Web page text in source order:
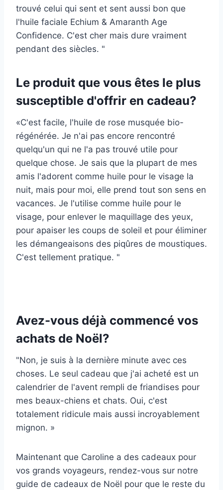
trouvé celui qui sent et sent aussi bon que
l'huile faciale Echium & Amaranth Age
Confidence. C'est cher mais dure vraiment
pendant des siècles. "
Le produit que vous êtes le plus
susceptible d'offrir en cadeau?
«C'est facile, l'huile de rose musquée bio-
régénérée. Je n'ai pas encore rencontré
quelqu'un qui ne l'a pas trouvé utile pour
quelque chose. Je sais que la plupart de mes
amis l'adorent comme huile pour le visage la
nuit, mais pour moi, elle prend tout son sens en
vacances. Je l'utilise comme huile pour le
visage, pour enlever le maquillage des yeux,
pour apaiser les coups de soleil et pour éliminer
les démangeaisons des piqûres de moustiques.
C'est tellement pratique. "
Avez-vous déjà commencé vos
achats de Noël?
"Non, je suis à la dernière minute avec ces
choses. Le seul cadeau que j'ai acheté est un
calendrier de l'avent rempli de friandises pour
mes beaux-chiens et chats. Oui, c'est
totalement ridicule mais aussi incroyablement
mignon. »
Maintenant que Caroline a des cadeaux pour
vos grands voyageurs, rendez-vous sur notre
guide de cadeaux de Noël pour que le reste du